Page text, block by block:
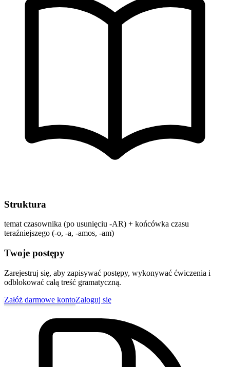
Struktura
temat czasownika (po usunięciu -AR) + końcówka czasu
teraźniejszego (-o, -a, -amos, -am)
Twoje postępy
Zarejestruj się, aby zapisywać postępy, wykonywać ćwiczenia i
odblokować całą treść gramatyczną.
Załóż darmowe kontoZaloguj się